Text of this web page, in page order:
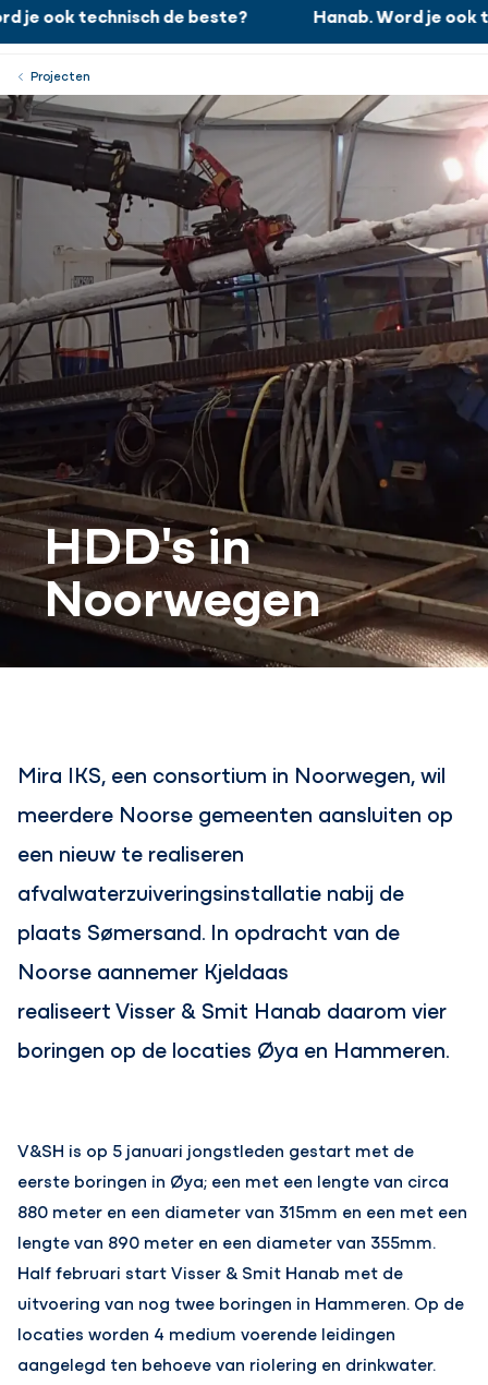
Hanab. Word je ook technisch de beste?
je ook technisch de beste? Hanab. Word je ook
Werken bij Menu
Projecten
HDD's in
Noorwegen
Mira IKS, een consortium in Noorwegen, wil
meerdere Noorse gemeenten aansluiten op
een nieuw te realiseren
afvalwaterzuiveringsinstallatie nabij de
plaats Sømersand. In opdracht van de
Noorse aannemer Kjeldaas
realiseert Visser & Smit Hanab daarom vier
boringen op de locaties Øya en Hammeren.
V&SH is op 5 januari jongstleden gestart met de
eerste boringen in Øya; een met een lengte van circa
880 meter en een diameter van 315mm en een met een
lengte van 890 meter en een diameter van 355mm.
Half februari start Visser & Smit Hanab met de
uitvoering van nog twee boringen in Hammeren. Op de
locaties worden 4 medium voerende leidingen
aangelegd ten behoeve van riolering en drinkwater.
Sluiten